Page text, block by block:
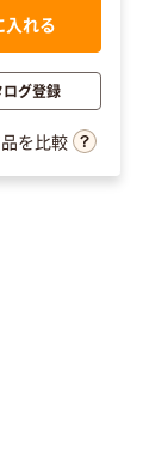
入れる
グ登録
を比較